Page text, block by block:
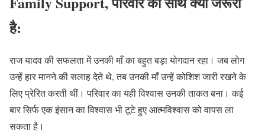
है:
राज यादव की सफलता में उनकी माँ का बहुत बड़ा योगदान रहा। जब लोग
उन्हें हार मानने की सलाह देते थे, तब उनकी माँ उन्हें कोशिश जारी रखने के
लिए प्रेरित करती थीं। परिवार का यही विश्वास उनकी ताकत बना। कई
बार सिर्फ एक इंसान का विश्वास भी टूटे हुए आत्मविश्वास को वापस ला
सकता है।